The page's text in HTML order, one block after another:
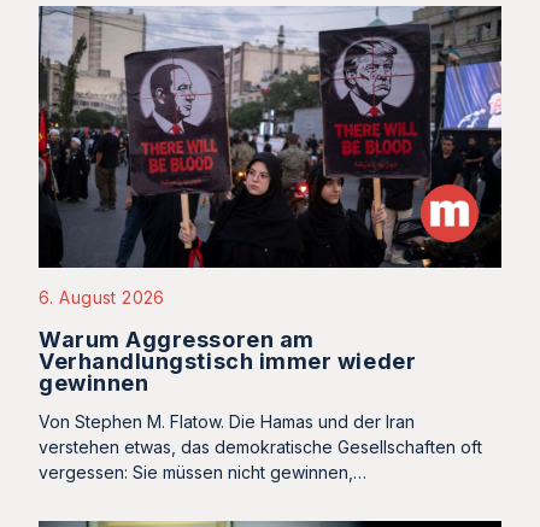
6. August 2026
Warum Aggressoren am
Verhandlungstisch immer wieder
gewinnen
Von Stephen M. Flatow. Die Hamas und der Iran
verstehen etwas, das demokratische Gesellschaften oft
vergessen: Sie müssen nicht gewinnen,…